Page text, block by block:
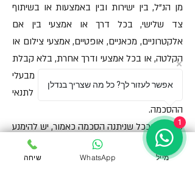
מן הנ"ל, בין ישירות ובין באמצעות או בשיתוף
צד שלישי, בכל דרך או אמצעי בין אם
אלקטרוניים, מכאניים, אופטיים, אמצעי צילום או
הקלטה, או בכל אמצעי ודרך אחרת, בלא קבלת
הסכמה בכתב ומראש מהאתר או מבעלי
הזכויות האחרים, לפי העניין, ובכפוף לתנאי
ההסכמה.
7.3. אם וככל שניתנה הסכמה כאמור, יש להימנע
מלהסיר, למחוק או לשבש כל הודעה או סימן
בעניין זכויות קניין רוחני, לדוגמה: סימון זכויות
שיחה WhatsApp מייל
אפשר לעזור לך? כל מה שצריך בנדלן
1